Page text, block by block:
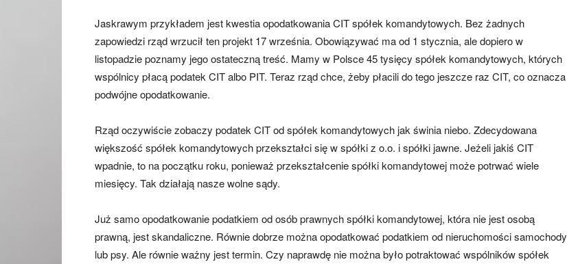
Jaskrawym przykładem jest kwestia opodatkowania CIT spółek komandytowych. Bez żadnych
zapowiedzi rząd wrzucił ten projekt 17 września. Obowiązywać ma od 1 stycznia, ale dopiero w
listopadzie poznamy jego ostateczną treść. Mamy w Polsce 45 tysięcy spółek komandytowych, których
wspólnicy płacą podatek CIT albo PIT. Teraz rząd chce, żeby płacili do tego jeszcze raz CIT, co oznacza
podwójne opodatkowanie.
Rząd oczywiście zobaczy podatek CIT od spółek komandytowych jak świnia niebo. Zdecydowana
większość spółek komandytowych przekształci się w spółki z o.o. i spółki jawne. Jeżeli jakiś CIT
wpadnie, to na początku roku, ponieważ przekształcenie spółki komandytowej może potrwać wiele
miesięcy. Tak działają nasze wolne sądy.
Już samo opodatkowanie podatkiem od osób prawnych spółki komandytowej, która nie jest osobą
prawną, jest skandaliczne. Równie dobrze można opodatkować podatkiem od nieruchomości samochody
lub psy. Ale równie ważny jest termin. Czy naprawdę nie można było potraktować wspólników spółek